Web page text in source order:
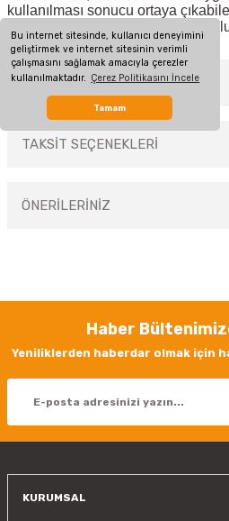
Bu internet sitesinde, kullanıcı deneyimini
geliştirmek ve internet sitesinin verimli
çalışmasını sağlamak amacıyla çerezler
kullanılmaktadır. Çerez Politikasını İncele
Tamam
kullanılması sonucu ortaya
hasar görme vakalarında
MÜŞTERİ YORUMLARI
TAKSİT SEÇENEKLERİ
ÖNERİLERİNİZ
Görüş ve önerileriniz için teşekkür
Ürün resmi kalitesiz, bozuk veya
Ürün bilgilerinde hatalar bulunuyor.
Haber
Yeniliklerden haberdar olmak için
KURUMSAL